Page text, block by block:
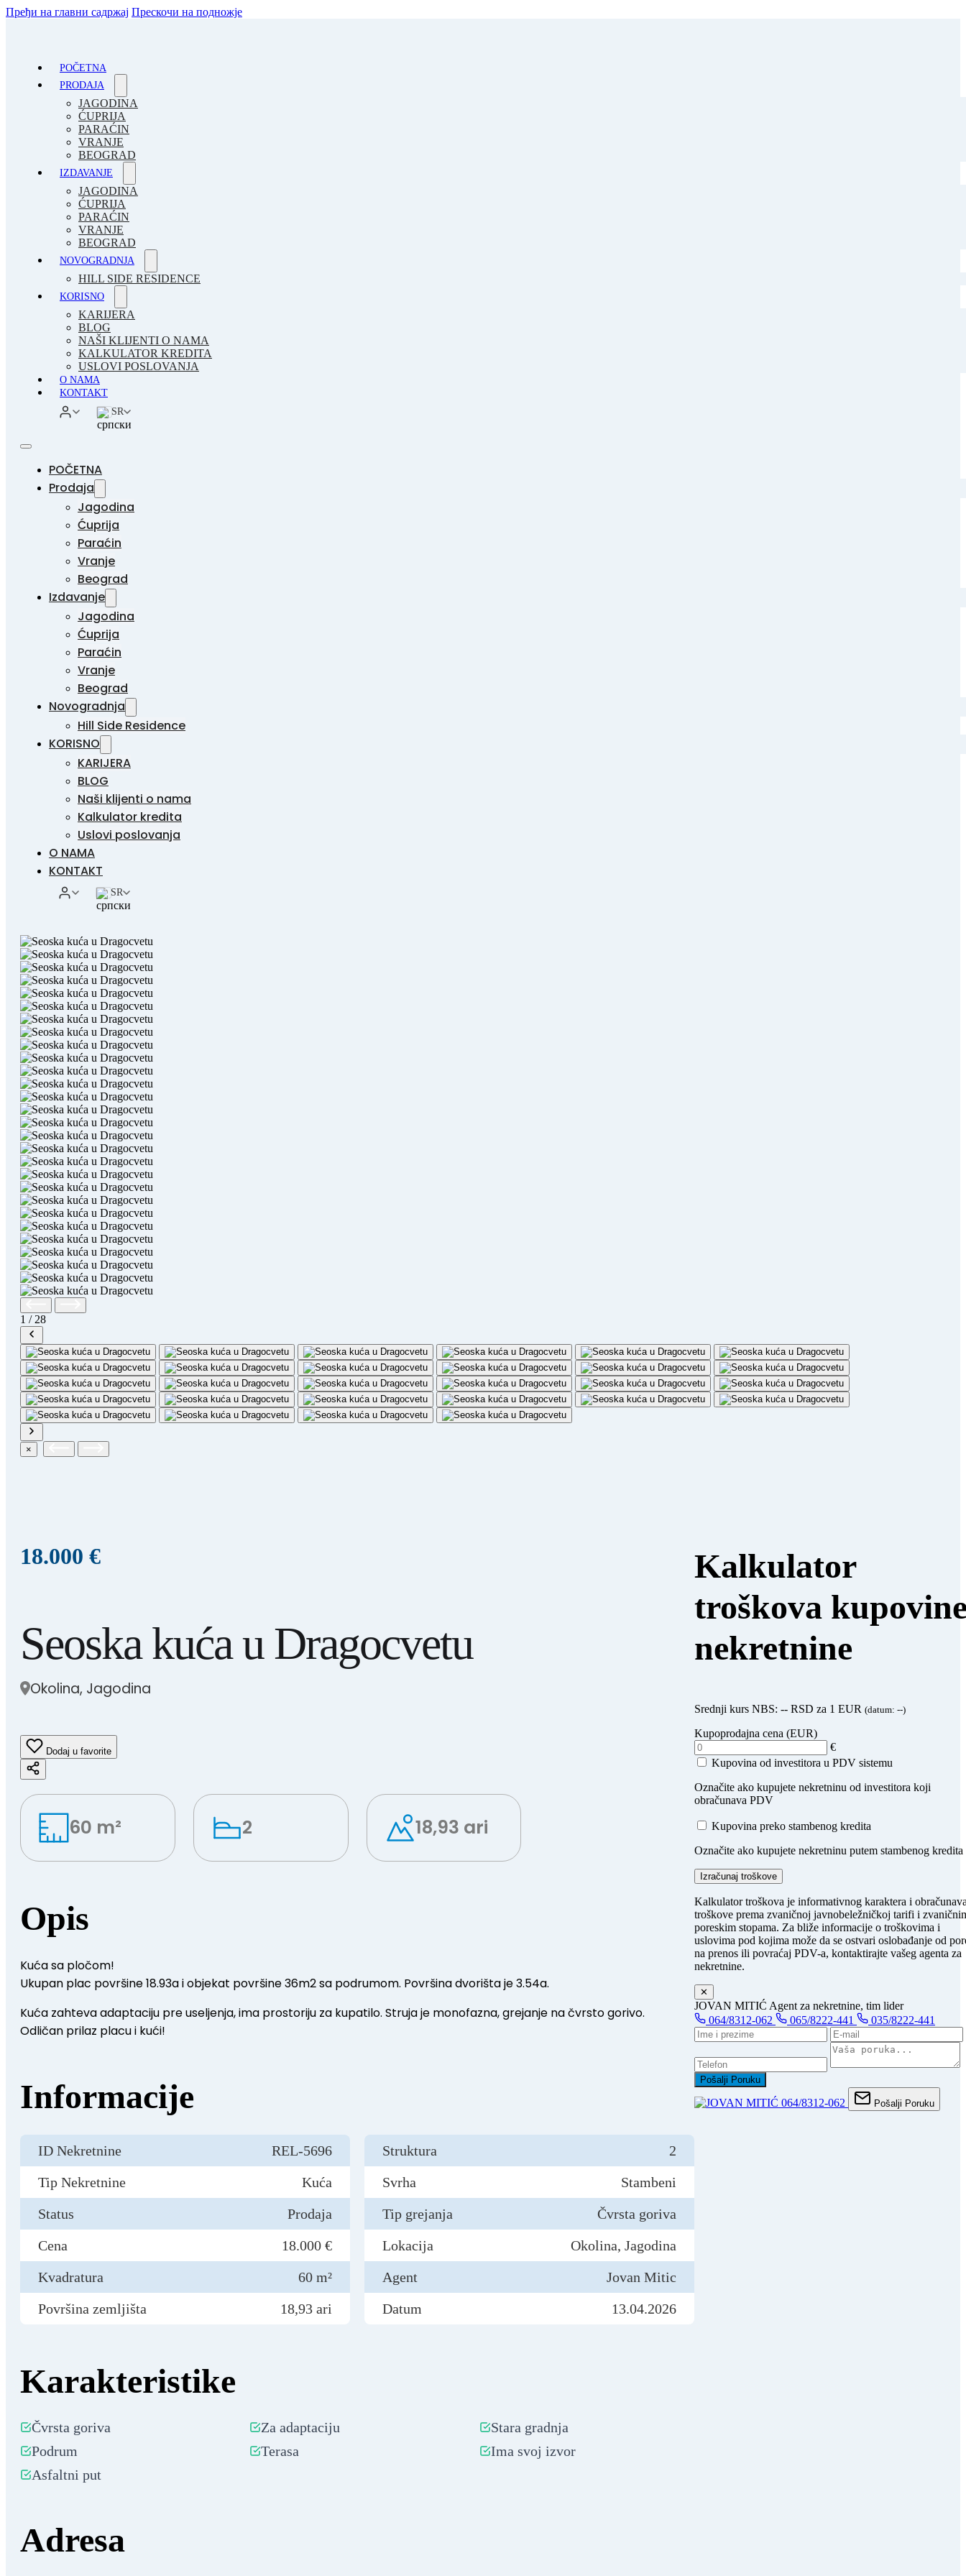
Пређи на главни садржај Прескочи на подножје
POČETNA
PRODAJA
JAGODINA
ĆUPRIJA
PARAĆIN
VRANJE
BEOGRAD
IZDAVANJE
JAGODINA
ĆUPRIJA
PARAĆIN
VRANJE
BEOGRAD
NOVOGRADNJA
HILL SIDE RESIDENCE
KORISNO
KARIJERA
BLOG
NAŠI KLIJENTI O NAMA
KALKULATOR KREDITA
USLOVI POSLOVANJA
O NAMA
KONTAKT
SR
POČETNA
Prodaja
Jagodina
Ćuprija
Paraćin
Vranje
Beograd
Izdavanje
Jagodina
Ćuprija
Paraćin
Vranje
Beograd
Novogradnja
Hill Side Residence
KORISNO
KARIJERA
BLOG
Naši klijenti o nama
Kalkulator kredita
Uslovi poslovanja
O NAMA
KONTAKT
SR
1 / 28
×
18.000 €
Seoska kuća u Dragocvetu
Okolina, Jagodina
Dodaj u favorite
60 m² 2 18,93 ari
Opis
Kuća sa pločom!
Ukupan plac površine 18.93a i objekat površine 36m2 sa podrumom. Površina dvorišta je 3.54a.
Kuća zahteva adaptaciju pre useljenja, ima prostoriju za kupatilo. Struja je monofazna, grejanje na čvrsto gorivo.
Odličan prilaz placu i kući!
Informacije
ID Nekretnine
REL-5696
Tip Nekretnine
Kuća
Status
Prodaja
Cena
18.000 €
Kvadratura
60 m²
Površina zemljišta
18,93 ari
Struktura
2
Svrha
Stambeni
Tip grejanja
Čvrsta goriva
Lokacija
Okolina, Jagodina
Agent
Jovan Mitic
Datum
13.04.2026
Karakteristike
Čvrsta goriva Za adaptaciju
Stara gradnja
Podrum
Terasa
Ima svoj izvor
Asfaltni put
Adresa
Kalkulator
troškova
nekretnine
Srednji kurs NBS: -- RSD za 1 EUR (datum: --)
Kupoprodajna cena (EUR)
€
Kupovina od investitora u PDV sistemu
Označite ako kupujete nekretninu od investitora koji
obračunava PDV
Kupovina preko stambenog kredita
Označite ako kupujete nekretninu putem stambenog kredita
Izračunaj troškove
Kalkulator troškova je informativnog karaktera i
troškove prema zvaničnoj javnobeležničkoj tarifi i
poreskim stopama. Za bliže informacije o troškovima i
uslovima pod kojima može da se ostvari oslobađanje od
na prenos ili povraćaj PDV-a, kontaktirajte vašeg agenta za
nekretnine.
✕
JOVAN MITIĆ Agent za nekretnine, tim lider
064/8312-062
065/8222-441 035/8222-441
Pošalji Poruku
064/8312-062 Pošalji Poruku